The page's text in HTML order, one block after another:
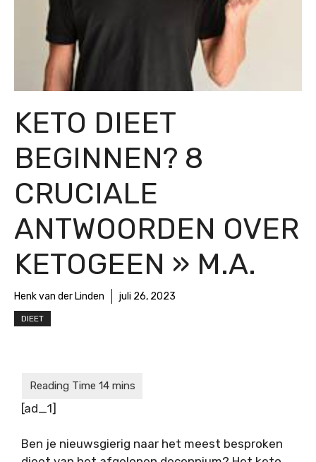
KETO DIEET
BEGINNEN? 8
CRUCIALE
ANTWOORDEN OVER
KETOGEEN » M.A.
Henk van der Linden juli 26, 2023
DIEET
[ad_1]
Ben je nieuwsgierig naar het meest besproken